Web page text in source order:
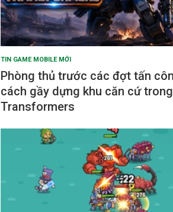
TIN GAME MOBILE MỚI
Phòng thủ trước các đợt tấn
cách gầy dựng khu căn cứ
Transformers